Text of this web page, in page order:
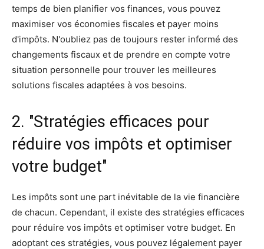
temps de bien planifier vos finances, vous pouvez
maximiser vos économies fiscales et payer moins
d'impôts. N'oubliez pas de toujours rester informé des
changements fiscaux et de prendre en compte votre
situation personnelle pour trouver les meilleures
solutions fiscales adaptées à vos besoins.
2. "Stratégies efficaces pour
réduire vos impôts et optimiser
votre budget"
Les impôts sont une part inévitable de la vie financière
de chacun. Cependant, il existe des stratégies efficaces
pour réduire vos impôts et optimiser votre budget. En
adoptant ces stratégies, vous pouvez légalement payer